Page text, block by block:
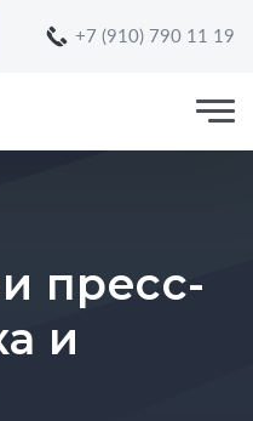
+7 (910) 790 11 19
пресс-
и